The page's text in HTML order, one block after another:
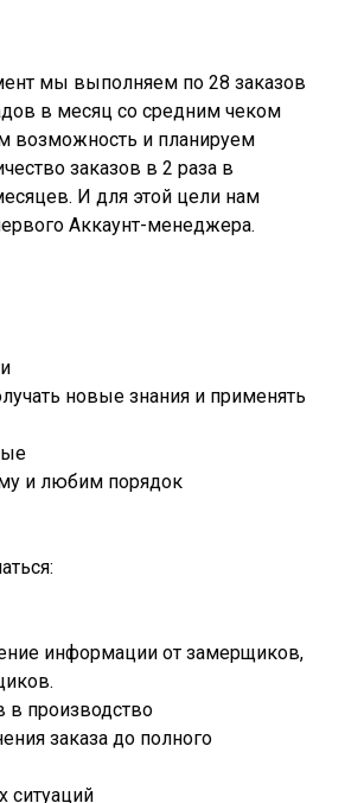
мы выполняем по 28 заказов
в месяц со средним чеком
возможность и планируем
заказов в 2 раза в
И для этой цели нам
Аккаунт-менеджера.
новые знания и применять
и любим порядок
информации от замерщиков,
в производство
заказа до полного
ситуаций